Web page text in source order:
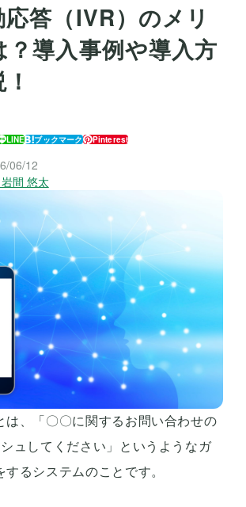
答（IVR）のメリ
？導入事例や導入方
LINE ブックマーク Pinterest
06/12
岩間 悠太
は、「〇〇に関するお問い合わせの
ュしてください」というようなガ
するシステムのことです。